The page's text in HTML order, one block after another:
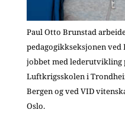
Paul Otto Brunstad
pedagogikkseksjonen ved
jobbet med lederutvikling
Luftkrigsskolen i
Bergen og ved VID
Oslo.